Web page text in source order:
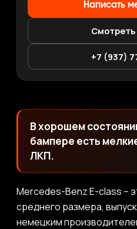
Написать
Смотреть
+7 (937)
В хорошем
бампере есть
ЛКП.
Mercedes-Benz E-class –
среднего размера,
немецким